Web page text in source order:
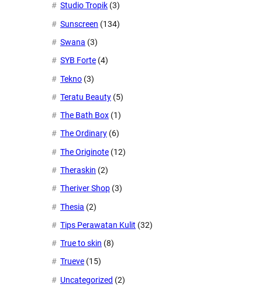
Studio Tropik (3)
Sunscreen (134)
Swana (3)
SYB Forte (4)
Tekno (3)
Teratu Beauty (5)
The Bath Box (1)
The Ordinary (6)
The Originote (12)
Theraskin (2)
Theriver Shop (3)
Thesia (2)
Tips Perawatan Kulit (32)
True to skin (8)
Trueve (15)
Uncategorized (2)